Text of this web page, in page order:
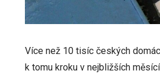
Více než 10 tisíc českých
k tomu kroku v nejbližších